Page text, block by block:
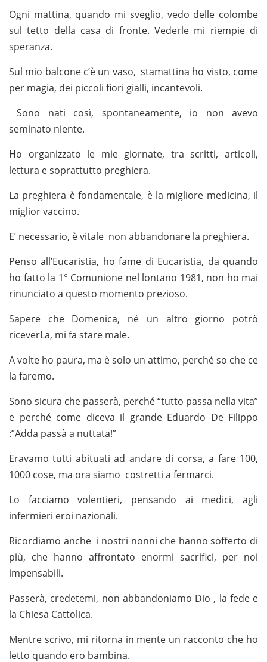
Ogni mattina, quando mi sveglio, vedo delle colombe
sul tetto della casa di fronte. Vederle mi riempie di
speranza.
Sul mio balcone c’è un vaso, stamattina ho visto, come
per magia, dei piccoli fiori gialli, incantevoli.
Sono nati così, spontaneamente, io non avevo
seminato niente.
Ho organizzato le mie giornate, tra scritti, articoli,
lettura e soprattutto preghiera.
La preghiera è fondamentale, è la migliore medicina, il
miglior vaccino.
E’ necessario, è vitale non abbandonare la preghiera.
Penso all’Eucaristia, ho fame di Eucaristia, da quando
ho fatto la 1° Comunione nel lontano 1981, non ho mai
rinunciato a questo momento prezioso.
Sapere che Domenica, né un altro giorno potrò
riceverLa, mi fa stare male.
A volte ho paura, ma è solo un attimo, perché so che ce
la faremo.
Sono sicura che passerà, perché “tutto passa nella vita”
e perché come diceva il grande Eduardo De Filippo
:”Adda passà a nuttata!”
Eravamo tutti abituati ad andare di corsa, a fare 100,
1000 cose, ma ora siamo costretti a fermarci.
Lo facciamo volentieri, pensando ai medici, agli
infermieri eroi nazionali.
Ricordiamo anche i nostri nonni che hanno sofferto di
più, che hanno affrontato enormi sacrifici, per noi
impensabili.
Passerà, credetemi, non abbandoniamo Dio , la fede e
la Chiesa Cattolica.
Mentre scrivo, mi ritorna in mente un racconto che ho
letto quando ero bambina.